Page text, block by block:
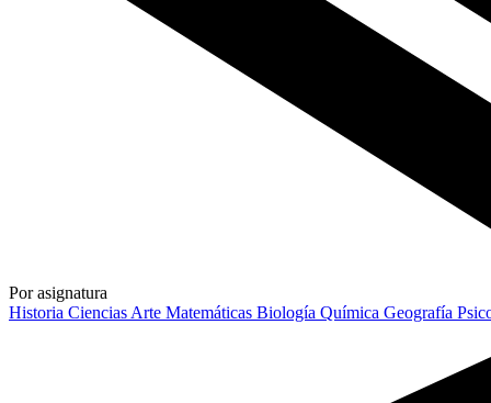
Por asignatura
Historia Ciencias Arte Matemáticas Biología Química Geografía